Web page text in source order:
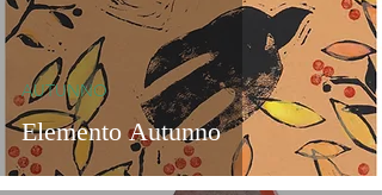
Elemento Autunno
AUTUNNO